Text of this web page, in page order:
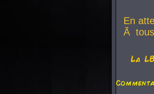
En
Ã
La